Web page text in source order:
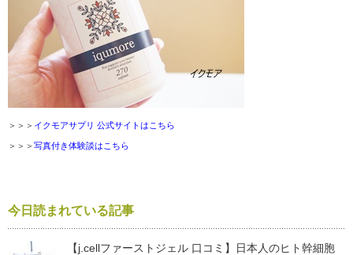
＞＞＞ イクモアサプリ 公式サイトはこちら
＞＞＞ 写真付き体験談はこちら
今日読まれている記事
【j.cellファーストジェル 口コミ】日本人のヒト幹細胞